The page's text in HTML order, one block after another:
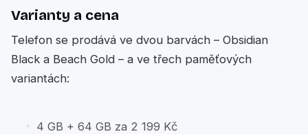
Varianty a cena
Telefon se prodává ve dvou barvách – Obsidian
Black a Beach Gold – a ve třech paměťových
variantách:
4 GB + 64 GB za 2 199 Kč